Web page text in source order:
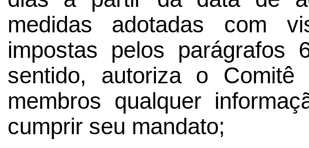
medidas adotadas com
impostas pelos
sentido, autoriza o
membros qualquer
cumprir seu mandato;